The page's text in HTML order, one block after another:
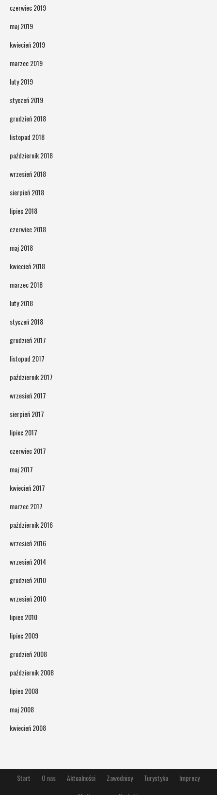
czerwiec 2019
maj 2019
kwiecień 2019
marzec 2019
luty 2019
styczeń 2019
grudzień 2018
listopad 2018
październik 2018
wrzesień 2018
sierpień 2018
lipiec 2018
czerwiec 2018
maj 2018
kwiecień 2018
marzec 2018
luty 2018
styczeń 2018
grudzień 2017
listopad 2017
październik 2017
wrzesień 2017
sierpień 2017
lipiec 2017
czerwiec 2017
maj 2017
kwiecień 2017
marzec 2017
październik 2016
wrzesień 2016
wrzesień 2014
grudzień 2010
wrzesień 2010
lipiec 2010
lipiec 2009
grudzień 2008
październik 2008
lipiec 2008
maj 2008
kwiecień 2008
Start O nas Aktualności Zawodnicy Turystyka
Imprezy